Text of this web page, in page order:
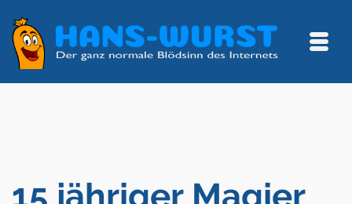
15 jähriger Magier